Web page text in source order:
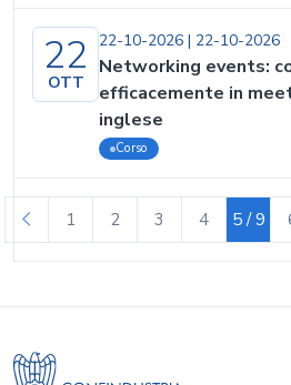
22
OTT
22-10-2026 | 22-10-2026
Networking events:
efficacemente in
inglese
Corso
1 2 3 4 5 / 9